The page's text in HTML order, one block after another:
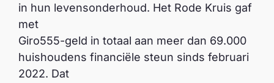
in hun levensonderhoud. Het Rode Kruis gaf
met
Giro555-geld in totaal aan meer dan 69.000
huishoudens financiële steun sinds februari
2022. Dat